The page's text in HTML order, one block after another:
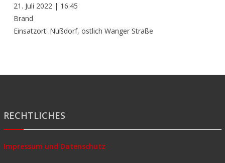
21. Juli 2022 | 16:45
Brand
Einsatzort: Nußdorf, östlich Wanger Straße
RECHTLICHES
Impressum und Datenschutz